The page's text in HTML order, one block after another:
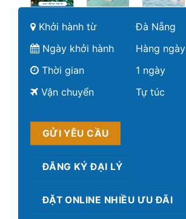
Khởi hành từ
Đà Nẵng
Ngày khởi hành
Hàng ngày
Thời gian
1 ngày
Vận chuyển
Tự túc
GỬI YÊU CẦU
ĐĂNG KÝ ĐẠI LÝ
ĐẶT ONLINE NHIỀU ƯU ĐÃI